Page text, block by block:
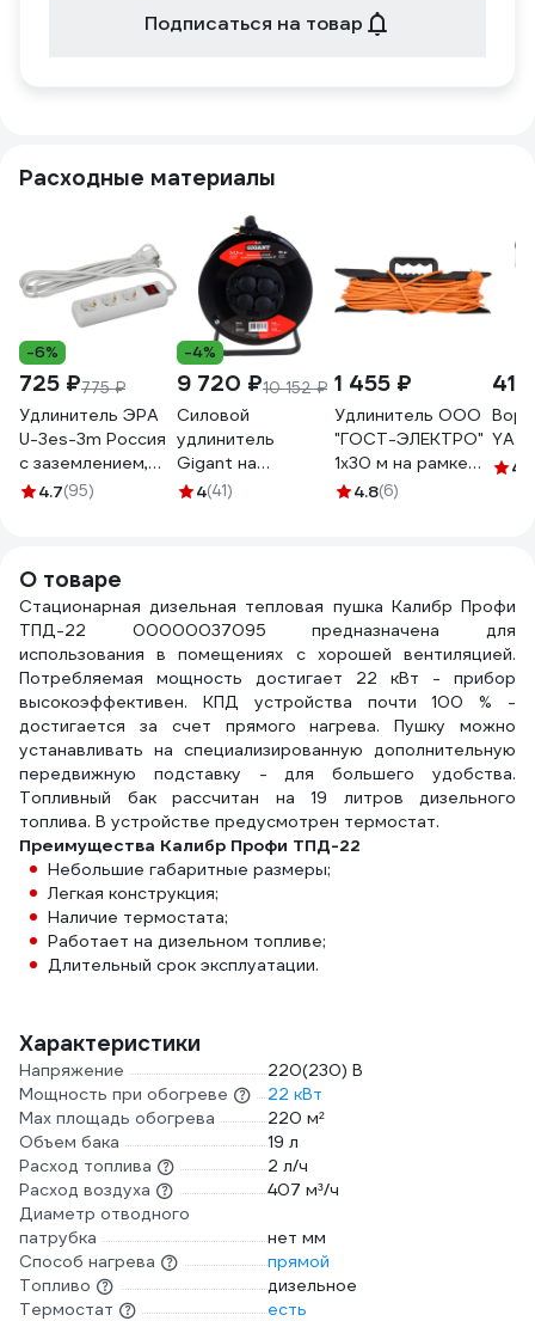
Подписаться на товар
Расходные материалы
-6%
725 ₽775 ₽
Удлинитель ЭРА
U-3es-3m Россия
с заземлением,
3x1мм2, 16A, ПВС, с
4.7(95)
-4%
9 720 ₽10 152 ₽
Силовой
удлинитель
Gigant на
металлической
4(41)
1 455 ₽
Удлинитель ООО
"ГОСТ-ЭЛЕКТРО"
1x30 м на рамке
ПВС 2x1,0
4.8(6)
4.9
О товаре
Стационарная дизельная тепловая пушка Калибр Профи
ТПД-22 00000037095 предназначена для
использования в помещениях с хорошей вентиляцией.
Потребляемая мощность достигает 22 кВт - прибор
высокоэффективен. КПД устройства почти 100 % -
достигается за счет прямого нагрева. Пушку можно
устанавливать на специализированную дополнительную
передвижную подставку - для большего удобства.
Топливный бак рассчитан на 19 литров дизельного
топлива. В устройстве предусмотрен термостат.
Преимущества Калибр Профи ТПД-22
Небольшие габаритные размеры;
Легкая конструкция;
Наличие термостата;
Работает на дизельном топливе;
Длительный срок эксплуатации.
Характеристики
Напряжение
220(230) В
Мощность при обогреве
22 кВт
Max площадь обогрева
220 м²
Объем бака
19 л
Расход топлива
2 л/ч
Расход воздуха
407 м³/ч
Диаметр отводного
патрубка
нет мм
Способ нагрева
прямой
Топливо
дизельное
Термостат
есть